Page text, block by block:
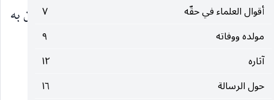
أقوال العلماء في حقّه
٧
مولده ووفاته
٩
آثاره
١٢
حول الرسالة
١٦
اتضح ، واستبان الشيء وتبين : ظهر ، والبيان : ما يبين به
الشيء .
كاشف الضرّ :